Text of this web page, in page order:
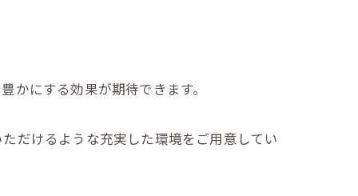
かにする効果が期待できます。
だけるような充実した環境をご用意してい